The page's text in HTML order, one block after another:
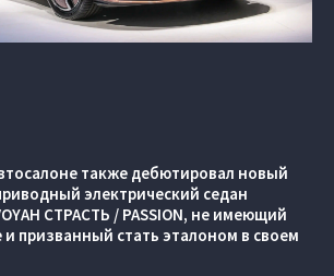
также дебютировал новый
электрический седан
СТРАСТЬ / PASSION, не имеющий
и призванный стать эталоном в своем